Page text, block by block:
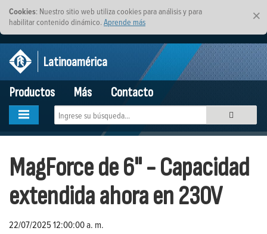
×
Cookies: Nuestro sitio web utiliza cookies para análisis y para
habilitar contenido dinámico. Aprende más
Latinoamérica
Productos
Más Contacto
MagForce de 6" - Capacidad
extendida ahora en 230V
22/07/2025 12:00:00 a. m.